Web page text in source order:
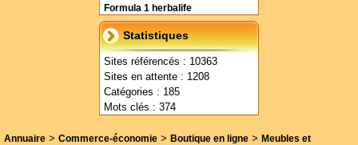
Formula 1 herbalife
Statistiques
Sites référencés : 10363
Sites en attente : 1208
Catégories : 185
Mots clés : 374
Annuaire > Commerce-économie > Boutique en ligne > Meubles et